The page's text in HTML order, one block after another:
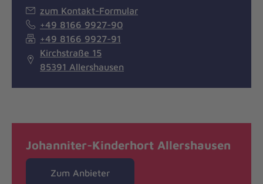
zum Kontakt-Formular
+49 8166 9927-90
+49 8166 9927-91
Kirchstraße 15
85391 Allershausen
Johanniter-Kinderhort Allershausen
Zum Anbieter